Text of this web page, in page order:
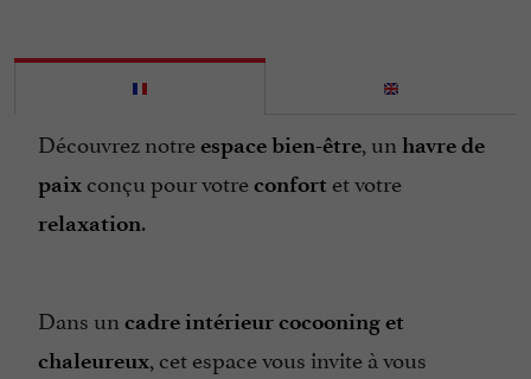
Découvrez notreespace bien-être, un havre de
paix conçu pour votreconfort et votre
relaxation.
Dans un cadre intérieur cocooning et
chaleureux, cet espace vous invite à vous